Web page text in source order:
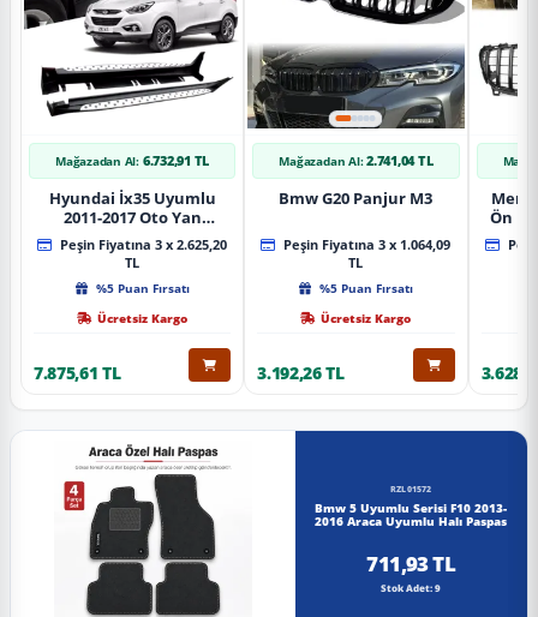
Mağazadan Al: 6.732,91 TL
Hyundai İx35 Uyumlu
2011-2017 Oto Yan
Basamak Koruma Side
Step Bmw Style
Peşin Fiyatına 3 x 2.625,20
TL
%5 Puan Fırsatı
Ücretsiz Kargo
7.875,61 TL
Mağazadan Al: 2.741,04 TL
Bmw G20 Panjur M3
Peşin Fiyatına 3 x 1.064,09
TL
%5 Puan Fırsatı
Ücretsiz Kargo
3.192,26 TL
Ön
RZL01572
Bmw 5 Uyumlu Serisi F10 2013-
2016 Araca Uyumlu Halı Paspas
711,93 TL
Stok Adet: 9